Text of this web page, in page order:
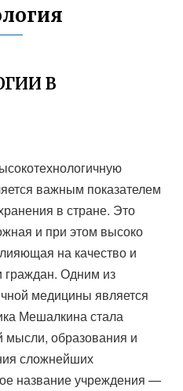
В
важным показателем
в стране. Это
и при этом высоко
на качество и
граждан. Одним из
медицины является
Мешалкина стала
мысли, образования и
сложнейших
название учреждения —